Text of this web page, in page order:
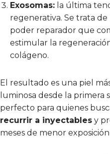
Exosomas: la última
regenerativa. Se trata
poder reparador que
estimular la
colágeno.
El resultado es una piel
luminosa desde la primera
perfecto para quienes
recurrir a inyectables y
meses de menor exposición